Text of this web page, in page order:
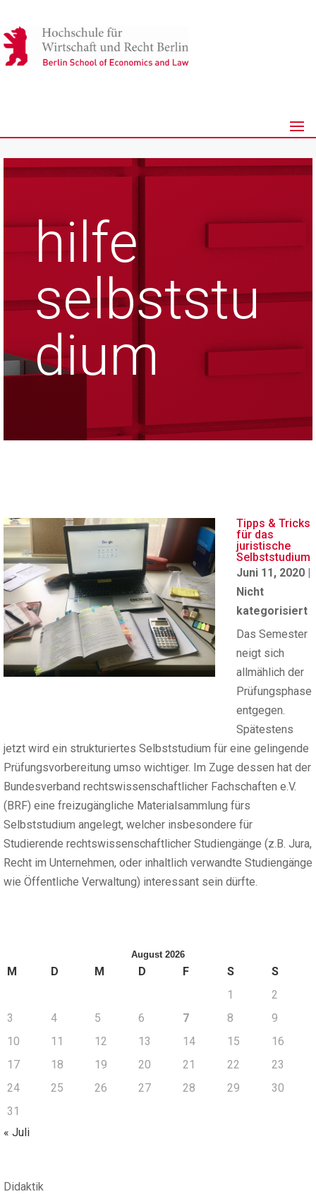
hilfe
selbststu
dium
Tipps & Tricks
für das
juristische
Selbststudium
Juni 11, 2020 |
Nicht
kategorisiert
Das Semester
neigt sich
allmählich der
Prüfungsphase
entgegen.
Spätestens
jetzt wird ein strukturiertes Selbststudium für eine gelingende
Prüfungsvorbereitung umso wichtiger. Im Zuge dessen hat der
Bundesverband rechtswissenschaftlicher Fachschaften e.V.
(BRF) eine freizugängliche Materialsammlung fürs
Selbststudium angelegt, welcher insbesondere für
Studierende rechtswissenschaftlicher Studiengänge (z.B. Jura,
Recht im Unternehmen, oder inhaltlich verwandte Studiengänge
wie Öffentliche Verwaltung) interessant sein dürfte.
August 2026
M D M D F S
S
1
2
3
4 5 6 7 8
9
10
11 12 13 14 15
16
17
18 19 20 21 22
23
24
25 26 27 28 29
30
31
« Juli
Didaktik